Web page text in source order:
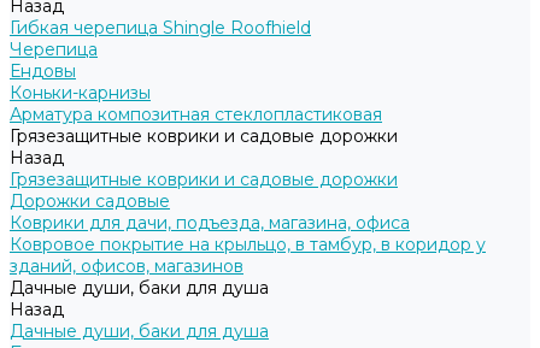
Назад
Гибкая черепица Shingle Roofhield
Черепица
Ендовы
Коньки-карнизы
Арматура композитная стеклопластиковая
Грязезащитные коврики и садовые дорожки
Назад
Грязезащитные коврики и садовые дорожки
Дорожки садовые
Коврики для дачи, подъезда, магазина, офиса
Ковровое покрытие на крыльцо, в тамбур, в коридор у
зданий, офисов, магазинов
Дачные души, баки для душа
Назад
Дачные души, баки для душа